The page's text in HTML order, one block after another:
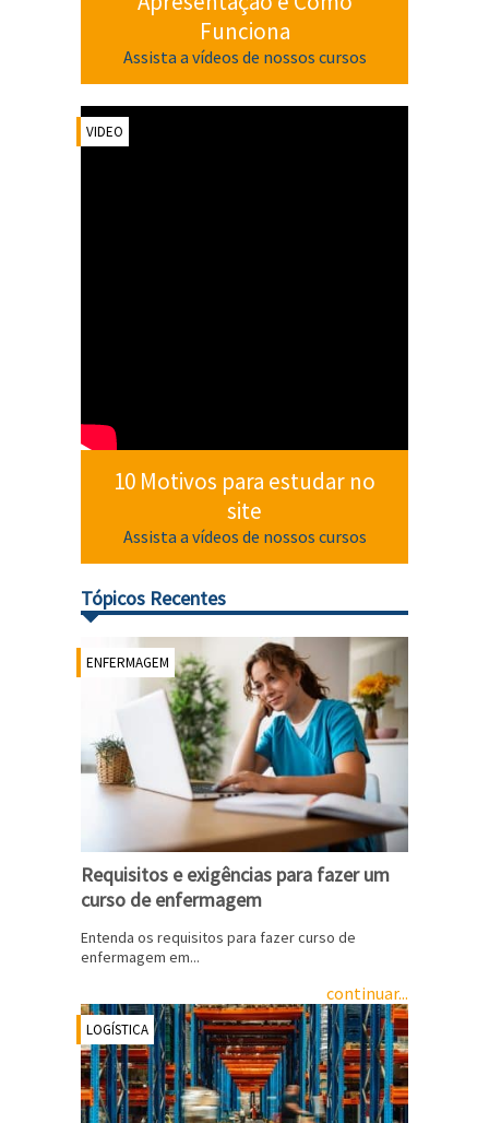
Funciona
Assista a vídeos de nossos cursos
VIDEO
10 Motivos para estudar no
site
Assista a vídeos de nossos cursos
Tópicos Recentes
ENFERMAGEM
Requisitos e exigências para fazer um
curso de enfermagem
Entenda os requisitos para fazer curso de
enfermagem em...
continuar...
LOGÍSTICA